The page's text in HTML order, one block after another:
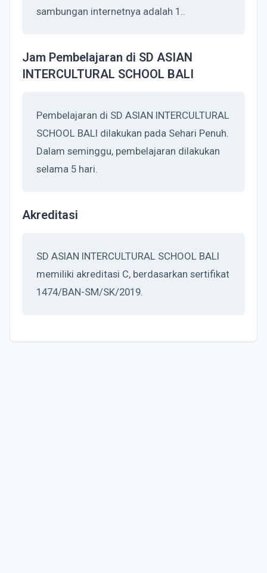
sambungan internetnya adalah 1..
Jam Pembelajaran di SD ASIAN
INTERCULTURAL SCHOOL BALI
Pembelajaran di SD ASIAN INTERCULTURAL
SCHOOL BALI dilakukan pada Sehari Penuh.
Dalam seminggu, pembelajaran dilakukan
selama 5 hari.
Akreditasi
SD ASIAN INTERCULTURAL SCHOOL BALI
memiliki akreditasi C, berdasarkan sertifikat
1474/BAN-SM/SK/2019.